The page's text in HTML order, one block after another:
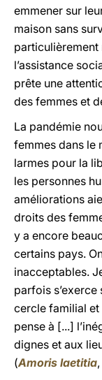
emmener sur
maison sans
particulièrement
l’assistance
prête une
des femmes et
La pandémie
femmes dans le
larmes pour la
les personnes
améliorations
droits des
y a encore
certains pays.
inacceptables.
parfois
cercle familial
pense à [...]
dignes et aux
(Amoris laetitia